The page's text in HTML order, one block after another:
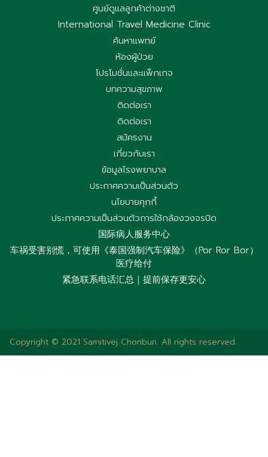
ศูนย์ดูแลลูกค้าต่างชาติ
International Travel Medicine Clinic
ค้นหาแพทย์
ห้องผู้ป่วย
โปรโมชั่นและแพ็กเกจ
บทความสุขภาพ
ติดต่อเรา
ติดต่อเรา
สมัครงาน
เกี่ยวกับเรา
ข้อมูลโรงพยาบาล
ประกาศความเป็นส่วนตัว
นโยบายคุกกี้
ประกาศความเป็นส่วนตัวการใช้กล้องวงจรปิด
国际病人服务中心
车祸受害别慌，可使用《泰国强制汽车保险》（Por Ror Bor）
医疗给付
紧急联系电话汇总｜提前保存更安心
Copyright © 2021 Samitivej Chonburi. All rights reserved.